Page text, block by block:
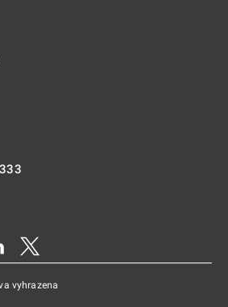
nové kartě
na nové kartě
se otevře na nové kartě
Odkaz se otevře na nové kartě
vyhrazena